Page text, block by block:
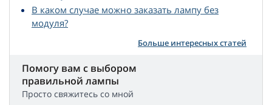
В каком случае можно заказать лампу без
модуля?
Больше интересных статей
Помогу вам с выбором
правильной лампы
Просто свяжитесь со мной